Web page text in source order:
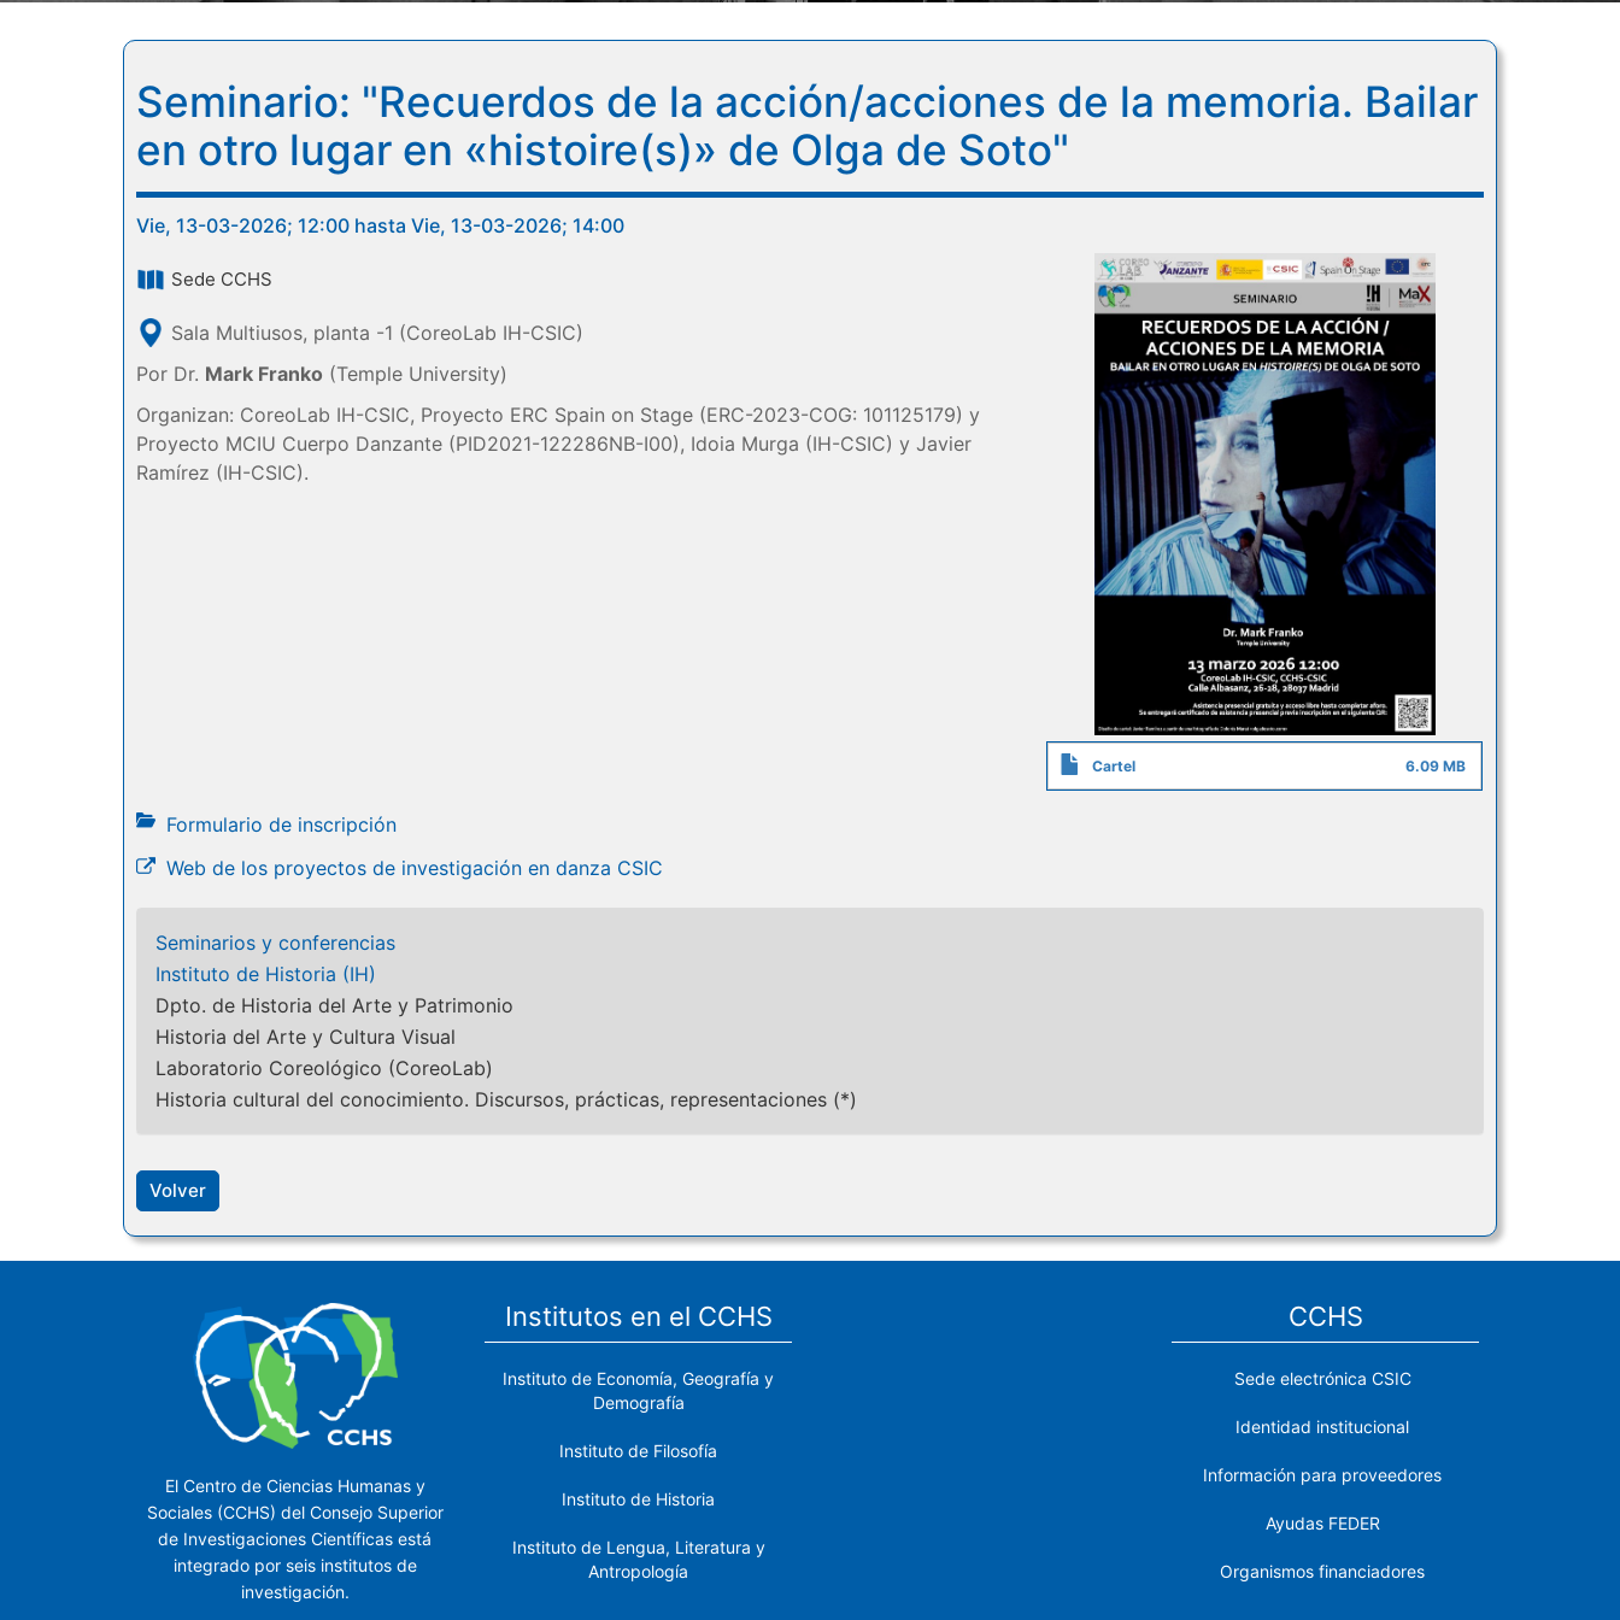
Seminario: "Recuerdos de la acción/acciones de la memoria. Bailar
en otro lugar en «histoire(s)» de Olga de Soto"
Vie, 13-03-2026; 12:00 hasta Vie, 13-03-2026; 14:00
Sede CCHS
Sala Multiusos, planta -1 (CoreoLab IH-CSIC)
Por Dr. Mark Franko (Temple University)
Organizan: CoreoLab IH-CSIC, Proyecto ERC Spain on Stage (ERC-2023-COG: 101125179) y
Proyecto MCIU Cuerpo Danzante (PID2021-122286NB-I00), Idoia Murga (IH-CSIC) y Javier
Ramírez (IH-CSIC).
Cartel 6.09 MB
Formulario de inscripción
Web de los proyectos de investigación en danza CSIC
Seminarios y conferencias
Instituto de Historia (IH)
Dpto. de Historia del Arte y Patrimonio
Historia del Arte y Cultura Visual
Laboratorio Coreológico (CoreoLab)
Historia cultural del conocimiento. Discursos, prácticas, representaciones (*)
Volver
El Centro de Ciencias Humanas y
Sociales (CCHS) del Consejo Superior
de Investigaciones Científicas está
integrado por seis institutos de
investigación.
Institutos en el CCHS
Instituto de Economía, Geografía y
Demografía
Instituto de Filosofía
Instituto de Historia
Instituto de Lengua, Literatura y
Antropología
CCHS
Sede electrónica CSIC
Identidad institucional
Información para proveedores
Ayudas FEDER
Organismos financiadores